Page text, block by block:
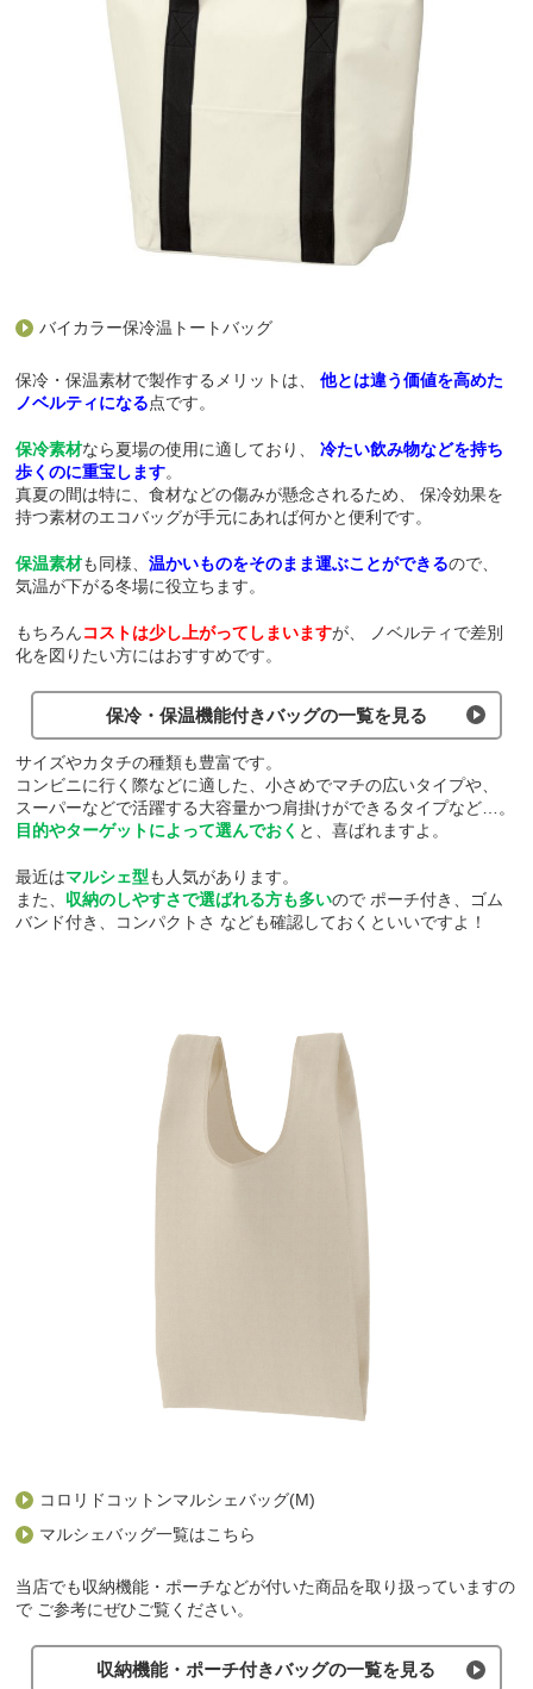
バイカラー保冷温トートバッグ
保冷・保温素材で製作するメリットは、
他とは違う価値を高めた
ノベルティになる点です。
保冷素材なら夏場の使用に適しており、
冷たい飲み物などを持ち
歩くのに重宝します。
真夏の間は特に、食材などの傷みが懸念されるため、
保冷効果を
持つ素材のエコバッグが手元にあれば何かと便利です。
保温素材も同様、温かいものをそのまま運ぶことができるので、
気温が下がる冬場に役立ちます。
もちろんコストは少し上がってしまいますが、
ノベルティで差別
化を図りたい方にはおすすめです。
保冷・保温機能付きバッグの一覧を見る
サイズやカタチの種類も豊富です。
コンビニに行く際などに適した、小さめでマチの広いタイプや、
スーパーなどで活躍する大容量かつ肩掛けができるタイプなど…。
目的やターゲットによって選んでおく と、喜ばれますよ。
最近はマルシェ型も人気があります。
また、 収納のしやすさで選ばれる方も多いので ポーチ付き、ゴム
バンド付き、コンパクトさ なども確認しておくといいですよ！
コロリドコットンマルシェバッグ(M)
マルシェバッグ一覧はこちら
当店でも収納機能・ポーチなどが付いた商品を取り扱っていますの
で ご参考にぜひご覧ください。
収納機能・ポーチ付きバッグの一覧を見る